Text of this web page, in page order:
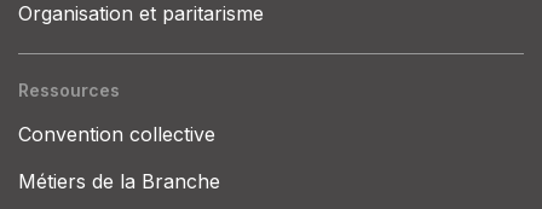
Organisation et paritarisme
Ressources
Convention collective
Métiers de la Branche